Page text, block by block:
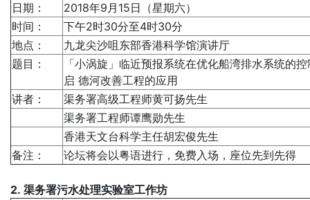
日期：
2018年9月15日（星期六）
时间：
下午2时30分至4时30分
地点：
九龙尖沙咀东部香港科学馆演讲厅
题目：
「小涡旋」临近预报系统在优化船湾排水系统的
启 德河改善工程的应用
讲者：
渠务署高级工程师黄可扬先生
渠务署工程师谭鹰勋先生
香港天文台科学主任胡宏俊先生
备注：
论坛将会以粤语进行，免费入场，座位先到先得
2. 渠务署污水处理实验室工作坊